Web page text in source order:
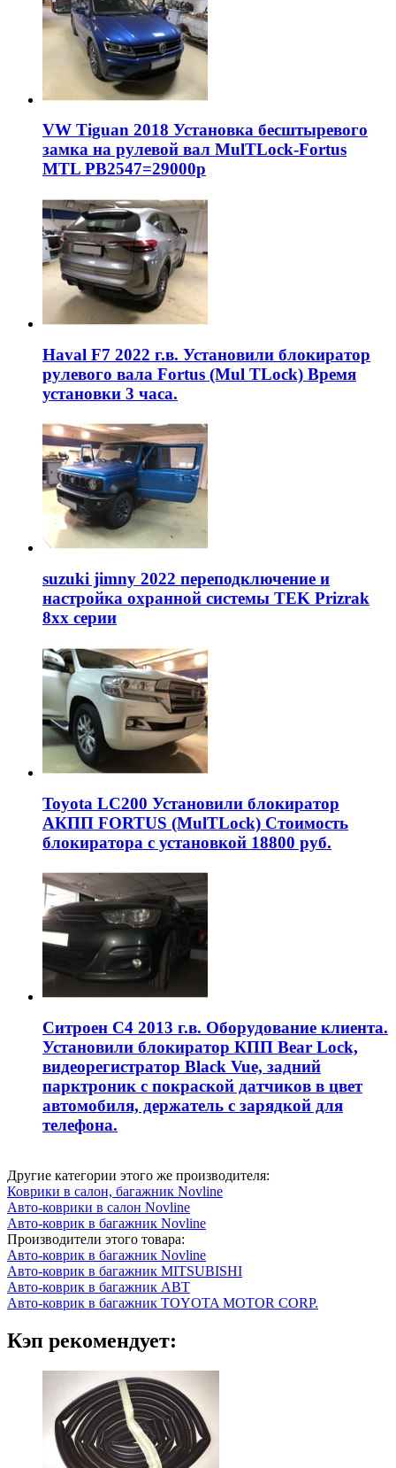
VW Tiguan 2018 Установка бесштыревого
замка на рулевой вал MulTLock-Fortus
MTL РВ2547=29000р
Haval F7 2022 г.в. Установили блокиратор
рулевого вала Fortus (Mul TLock) Время
установки 3 часа.
suzuki jimny 2022 переподключение и
настройка охранной системы TEK Prizrak
8xx серии
Toyota LC200 Установили блокиратор
АКПП FORTUS (MulTLock) Стоимость
блокиратора с установкой 18800 руб.
Ситроен С4 2013 г.в. Оборудование клиента.
Установили блокиратор КПП Bear Lock,
видеорегистратор Black Vue, задний
парктроник с покраской датчиков в цвет
автомобиля, держатель с зарядкой для
телефона.
Другие категории этого же производителя:
Коврики в салон, багажник Novline
Авто-коврики в салон Novline
Авто-коврик в багажник Novline
Производители этого товара:
Авто-коврик в багажник Novline
Авто-коврик в багажник MITSUBISHI
Авто-коврик в багажник ABT
Авто-коврик в багажник TOYOTA MOTOR CORP.
Кэп рекомендует: